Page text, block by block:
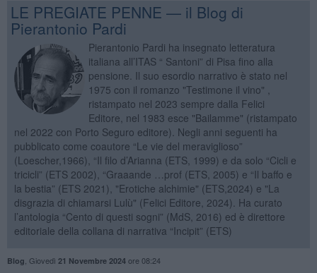
LE PREGIATE PENNE — il Blog di
Pierantonio Pardi
Pierantonio Pardi ha insegnato letteratura
italiana all’ITAS “ Santoni” di Pisa fino alla
pensione. Il suo esordio narrativo è stato nel
1975 con il romanzo "Testimone il vino" ,
ristampato nel 2023 sempre dalla Felici
Editore, nel 1983 esce "Bailamme" (ristampato
nel 2022 con Porto Seguro editore). Negli anni seguenti ha
pubblicato come coautore “Le vie del meraviglioso”
(Loescher,1966), “Il filo d’Arianna (ETS, 1999) e da solo “Cicli e
tricicli” (ETS 2002), “Graaande …prof (ETS, 2005) e “Il baffo e
la bestia” (ETS 2021), "Erotiche alchimie" (ETS,2024) e "La
disgrazia di chiamarsi Lulù" (Felici Editore, 2024). Ha curato
l’antologia “Cento di questi sogni” (MdS, 2016) ed è direttore
editoriale della collana di narrativa “Incipit” (ETS)
Blog Giovedì 21 Novembre 2024ore 08:24